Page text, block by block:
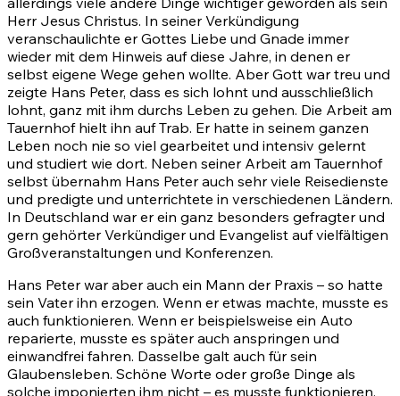
Herr Jesus Christus. In seiner Verkündigung
veranschaulichte er Gottes Liebe und Gnade immer
wieder mit dem Hinweis auf diese Jahre, in denen er
selbst eigene Wege gehen wollte. Aber Gott war treu und
zeigte Hans Peter, dass es sich lohnt und ausschließlich
lohnt, ganz mit ihm durchs Leben zu gehen. Die Arbeit am
Tauernhof hielt ihn auf Trab. Er hatte in seinem ganzen
Leben noch nie so viel gearbeitet und intensiv gelernt
und studiert wie dort. Neben seiner Arbeit am Tauernhof
selbst übernahm Hans Peter auch sehr viele Reisedienste
und predigte und unterrichtete in verschiedenen Ländern.
In Deutschland war er ein ganz besonders gefragter und
gern gehörter Verkündiger und Evangelist auf vielfältigen
Großveranstaltungen und Konferenzen.
Hans Peter war aber auch ein Mann der Praxis – so hatte
sein Vater ihn erzogen. Wenn er etwas machte, musste es
auch funktionieren. Wenn er beispielsweise ein Auto
reparierte, musste es später auch anspringen und
einwandfrei fahren. Dasselbe galt auch für sein
Glaubensleben. Schöne Worte oder große Dinge als
solche imponierten ihm nicht – es musste funktionieren.